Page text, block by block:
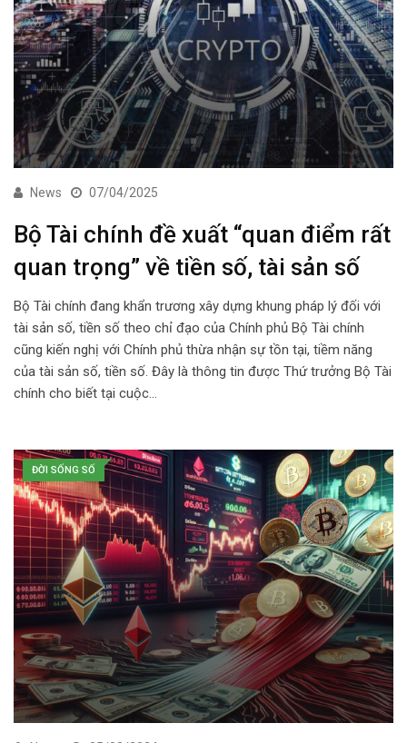
News 07/04/2025
Bộ Tài chính đề xuất “quan điểm rất
quan trọng” về tiền số, tài sản số
Bộ Tài chính đang khẩn trương xây dựng khung pháp lý đối với
tài sản số, tiền số theo chỉ đạo của Chính phủ Bộ Tài chính
cũng kiến nghị với Chính phủ thừa nhận sự tồn tại, tiềm năng
của tài sản số, tiền số. Đây là thông tin được Thứ trưởng Bộ Tài
chính cho biết tại cuộc…
ĐỜI SỐNG SỐ